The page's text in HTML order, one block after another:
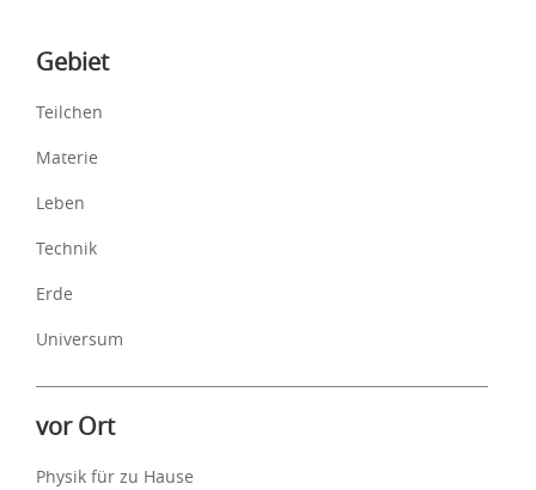
Inhalte
Gebiet
Teilchen
Materie
Leben
Technik
Erde
Universum
vor Ort
Physik für zu Hause